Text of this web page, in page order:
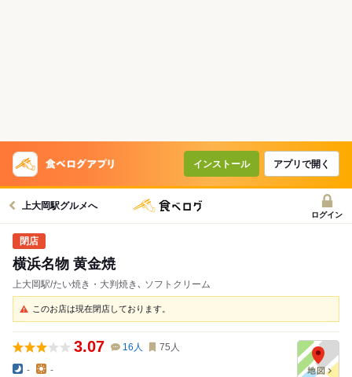
インストール アプリで開く
上大岡駅グルメへ
ログイン
横浜名物 黄金焼
上大岡駅/たい焼き・大判焼き､ ソフトクリーム
このお店は現在閉店しております。
3.07 16 人 75 人
- -